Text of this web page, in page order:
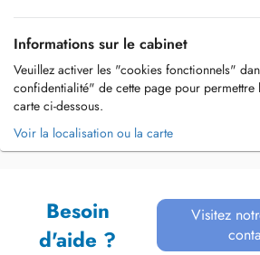
Informations sur le cabinet
Veuillez activer les "cookies fonctionnels"
confidentialité" de cette page pour permettre
carte ci-dessous.
Voir la localisation ou la carte
Besoin
d'aide ?
Visitez